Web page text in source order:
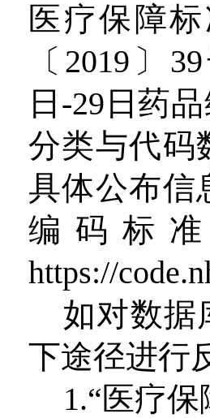
医疗保障
〔2019〕
日-29日药
分类与代码
具体公布信
编码标
https://
如对数据
下途径进行
1.“医疗